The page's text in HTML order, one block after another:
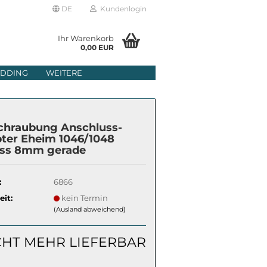
DE Kundenlogin
Ihr Warenkorb
0,00 EUR
WEITERE
Anschluss-
Eheim 1046/1048
8mm gerade
6866
kein Termin
(Ausland abweichend)
MEHR LIEFERBAR